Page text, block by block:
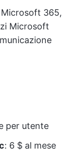
365,
Microsoft
per utente
: 6 $ al mese